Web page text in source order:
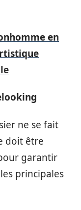
en
ne se fait
doit être
garantir
principales